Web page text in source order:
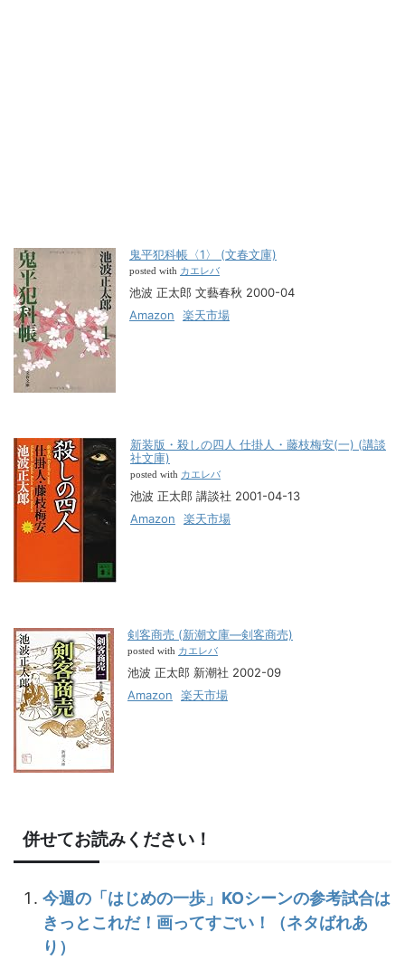
鬼平犯科帳〈1〉 (文春文庫)
posted with カエレバ
池波 正太郎 文藝春秋 2000-04
Amazon
楽天市場
新装版・殺しの四人 仕掛人・藤枝梅安(一) (講談
社文庫)
posted with カエレバ
池波 正太郎 講談社 2001-04-13
Amazon
楽天市場
剣客商売 (新潮文庫―剣客商売)
posted with カエレバ
池波 正太郎 新潮社 2002-09
Amazon
楽天市場
併せてお読みください！
今週の「はじめの一歩」KOシーンの参考試合は
きっとこれだ！画ってすごい！（ネタばれあ
り）